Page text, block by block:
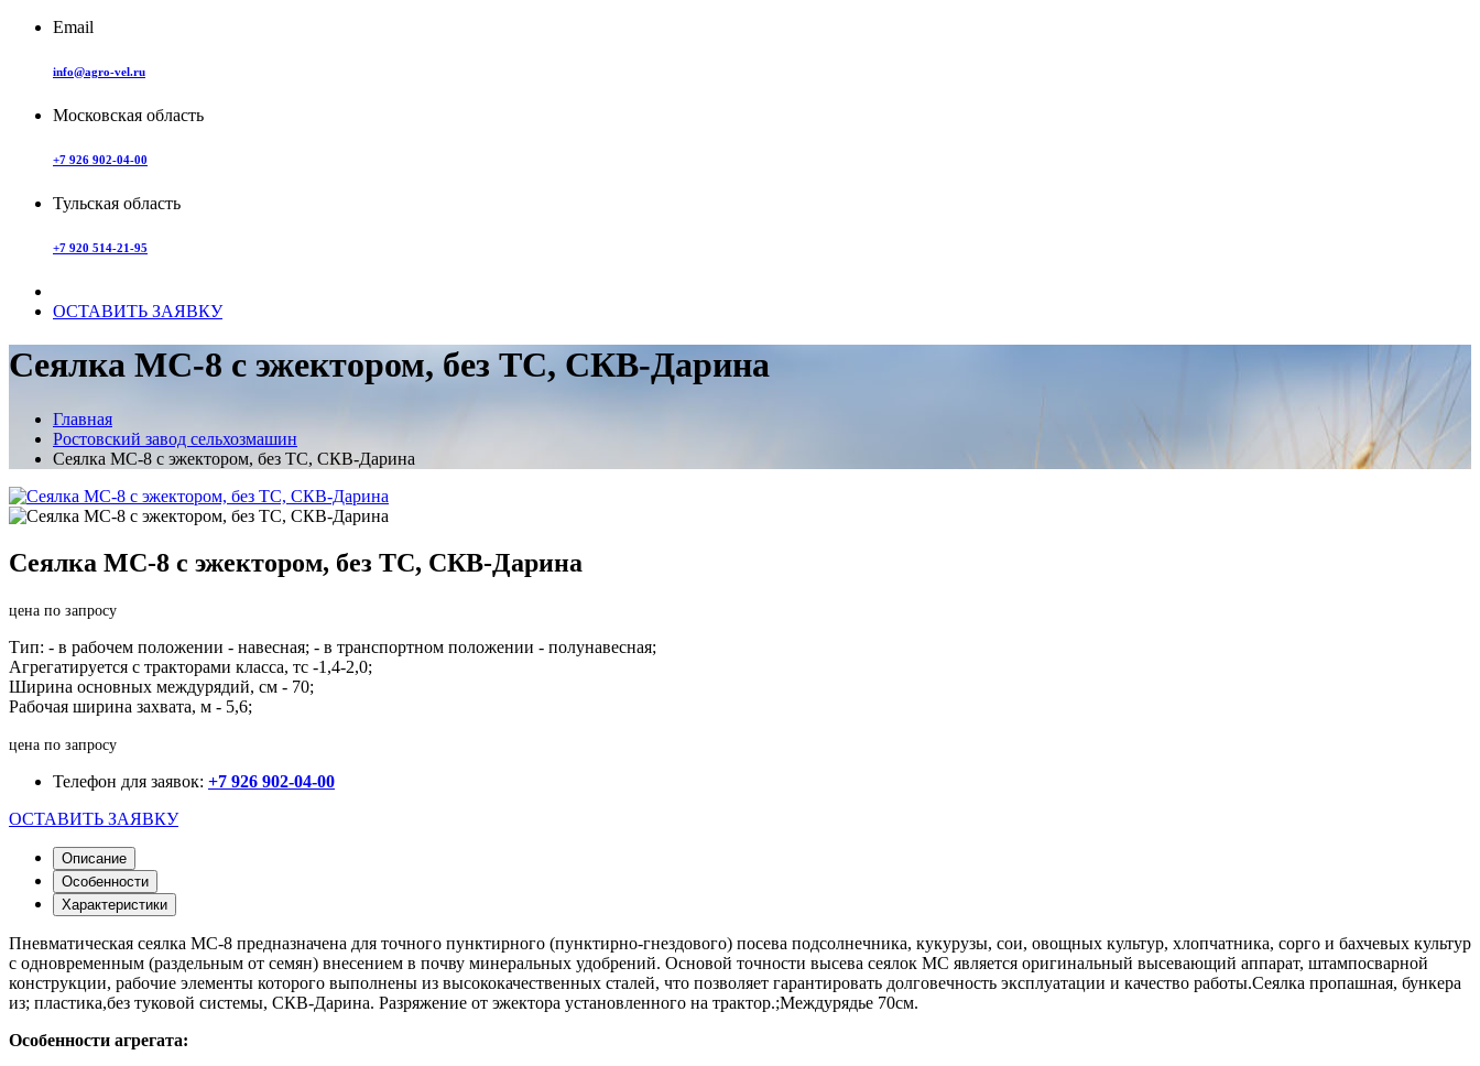
Email
info@agro-vel.ru
Московская область
+7 926 902-04-00
Тульская область
+7 920 514-21-95
ОСТАВИТЬ ЗАЯВКУ
Cеялка МС-8 с эжектором, без ТС, СКВ-Дарина
Главная
Ростовский завод сельхозмашин
Cеялка МС-8 с эжектором, без ТС, СКВ-Дарина
Cеялка МС-8 с эжектором, без ТС, СКВ-Дарина
цена по запросу
Тип: - в рабочем положении - навесная; - в транспортном положении - полунавесная;
Агрегатируется с тракторами класса, тс -1,4-2,0;
Ширина основных междурядий, см - 70;
Рабочая ширина захвата, м - 5,6;
цена по запросу
Телефон для заявок: +7 926 902-04-00
ОСТАВИТЬ ЗАЯВКУ
Описание
Особенности
Характеристики
Пневматическая сеялка МС-8 предназначена для точного пунктирного (пунктирно-гнездового) посева подсолнечника, кукурузы, сои, овощных культур, хлопчатника, сорго и бахчевых культур
с одновременным (раздельным от семян) внесением в почву минеральных удобрений. Основой точности высева сеялок МС является оригинальный высевающий аппарат, штампосварной
конструкции, рабочие элементы которого выполнены из высококачественных сталей, что позволяет гарантировать долговечность эксплуатации и качество работы.Сеялка пропашная, бункера
из; пластика,без туковой системы, СКВ-Дарина. Разряжение от эжектора установленного на трактор.;Междурядье 70см.
Особенности агрегата: